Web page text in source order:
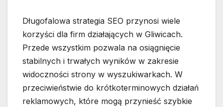
Długofalowa strategia SEO przynosi wiele
korzyści dla firm działających w Gliwicach.
Przede wszystkim pozwala na osiągnięcie
stabilnych i trwałych wyników w zakresie
widoczności strony w wyszukiwarkach. W
przeciwieństwie do krótkoterminowych działań
reklamowych, które mogą przynieść szybkie